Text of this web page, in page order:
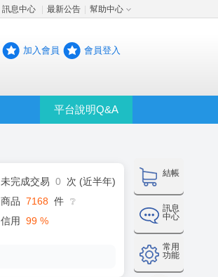
訊息中心 最新公告 幫助中心
加入會員 會員登入
平台說明Q&A
結帳
訊息
中心
常用
功能
未完成交易 0
次 (近半年)
商品 7168 件 ❔
信用 99 %